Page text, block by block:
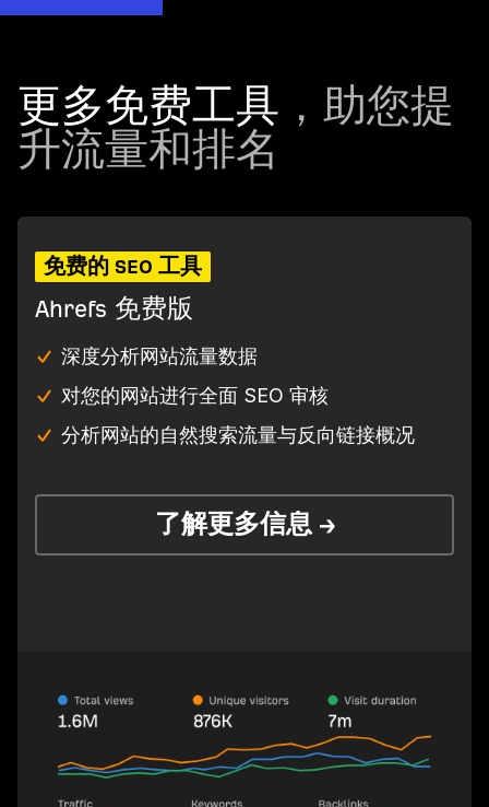
更多免费工具 ，助您提
升流量和排名
免费的 SEO 工具
Ahrefs 免费版
深度分析网站流量数据
对您的网站进行全面 SEO 审核
分析网站的自然搜索流量与反向链接概况
了解更多信息 →